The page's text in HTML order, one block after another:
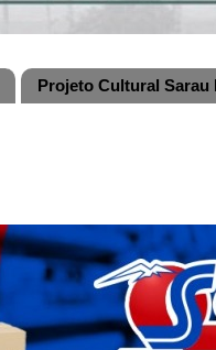
Projeto Cultural